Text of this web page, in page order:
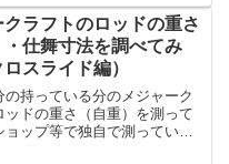
具を中心に紹介します。５
マイクロ...
クラフトのロッドの重さ
・仕舞寸法を調べてみ
スライド編）
の持っている分のメジャーク
ッドの重さ（自重）を測って
ップ等で独自で測っている